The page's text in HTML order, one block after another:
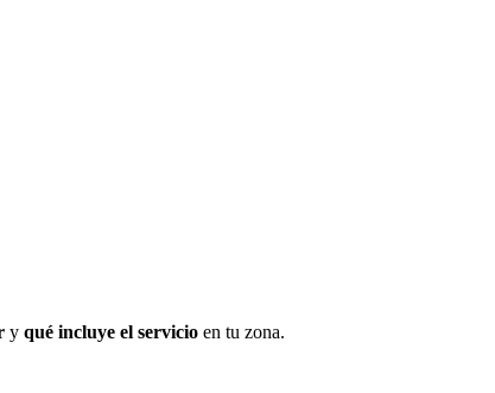
y qué incluye el servicio en tu zona.